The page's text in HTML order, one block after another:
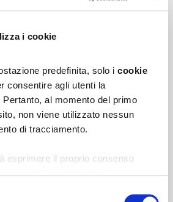
i cookie
predefinita, solo i cookie
consentire agli utenti la
al momento del primo
non viene utilizzato nessun
di tracciamento.
esprimere il proprio consenso
bocca. Occorre essere
mese per imparare
perché, cucchiaio alla
molto rapidamente a
pavimento ma anche sui
che il bambino di questa